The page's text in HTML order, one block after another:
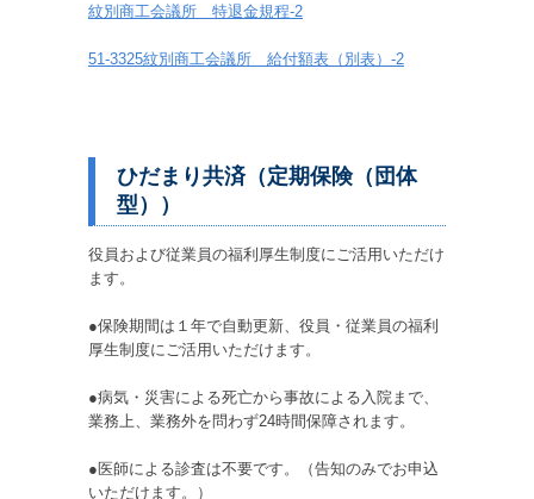
紋別商工会議所 特退金規程-2
51-3325紋別商工会議所 給付額表（別表）-2
ひだまり共済（定期保険（団体
型））
役員および従業員の福利厚生制度にご活用いただけ
ます。
●保険期間は１年で自動更新、役員・従業員の福利
厚生制度にご活用いただけます。
●病気・災害による死亡から事故による入院まで、
業務上、業務外を問わず24時間保障されます。
●医師による診査は不要です。（告知のみでお申込
いただけます。）